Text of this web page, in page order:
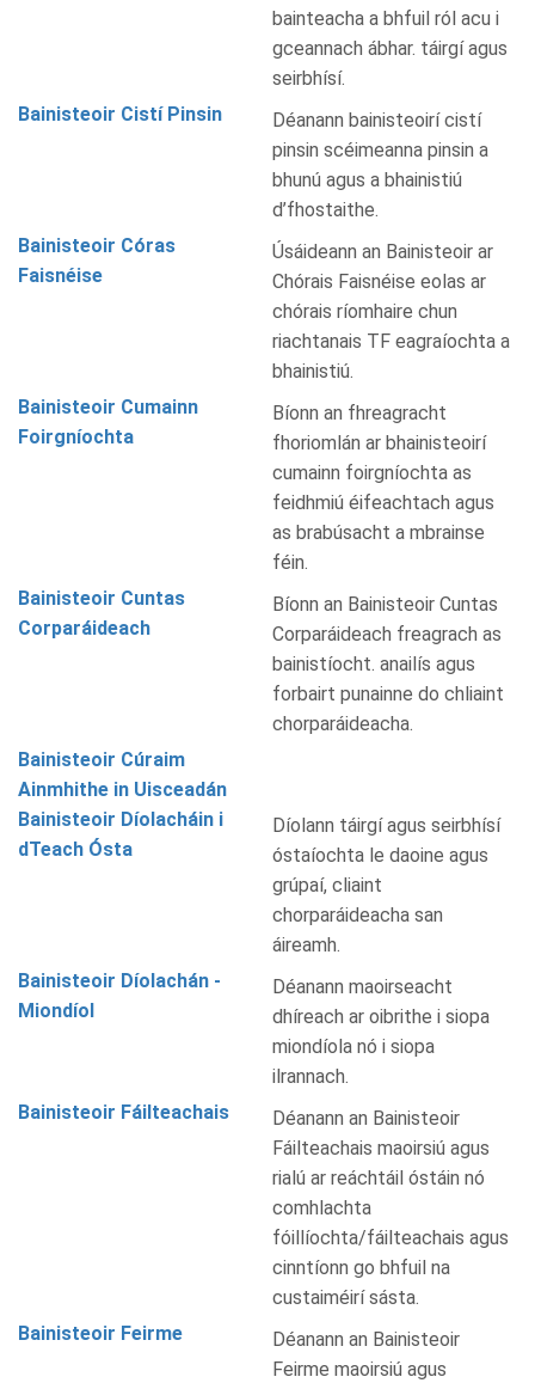
bainteacha a bhfuil ról acu i
gceannach ábhar. táirgí agus
seirbhísí.
Bainisteoir Cistí Pinsin
Déanann bainisteoirí cistí
pinsin scéimeanna pinsin a
bhunú agus a bhainistiú
d’fhostaithe.
Bainisteoir Córas
Faisnéise
Úsáideann an Bainisteoir ar
Chórais Faisnéise eolas ar
chórais ríomhaire chun
riachtanais TF eagraíochta a
bhainistiú.
Bainisteoir Cumainn
Foirgníochta
Bíonn an fhreagracht
fhoriomlán ar bhainisteoirí
cumainn foirgníochta as
feidhmiú éifeachtach agus
as brabúsacht a mbrainse
féin.
Bainisteoir Cuntas
Corparáideach
Bíonn an Bainisteoir Cuntas
Corparáideach freagrach as
bainistíocht. anailís agus
forbairt punainne do chliaint
chorparáideacha.
Bainisteoir Cúraim
Ainmhithe in Uisceadán
Bainisteoir Díolacháin i
dTeach Ósta
Díolann táirgí agus seirbhísí
óstaíochta le daoine agus
grúpaí, cliaint
chorparáideacha san
áireamh.
Bainisteoir Díolachán -
Miondíol
Déanann maoirseacht
dhíreach ar oibrithe i siopa
miondíola nó i siopa
ilrannach.
Bainisteoir Fáilteachais
Déanann an Bainisteoir
Fáilteachais maoirsiú agus
rialú ar reáchtáil óstáin nó
comhlachta
fóillíochta/fáilteachais agus
cinntíonn go bhfuil na
custaiméirí sásta.
Bainisteoir Feirme
Déanann an Bainisteoir
Feirme maoirsiú agus